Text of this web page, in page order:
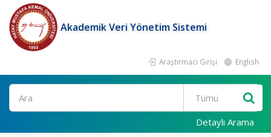
Akademik Veri Yönetim Sistemi
Araştırmacı Girişi English
Ara
Detaylı Arama